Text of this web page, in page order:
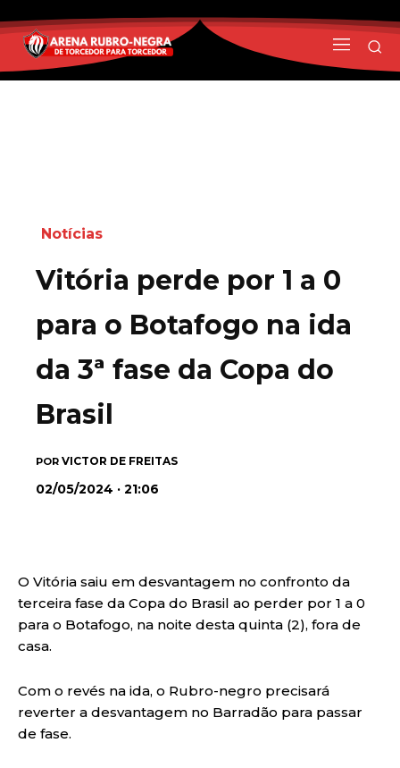
Notícias
Vitória perde por 1 a 0
para o Botafogo na ida
da 3ª fase da Copa do
Brasil
POR VICTOR DE FREITAS
02/05/2024 · 21:06
O Vitória saiu em desvantagem no confronto da
terceira fase da Copa do Brasil ao perder por 1 a 0
para o Botafogo, na noite desta quinta (2), fora de
casa.
Com o revés na ida, o Rubro-negro precisará
reverter a desvantagem no Barradão para passar
de fase.